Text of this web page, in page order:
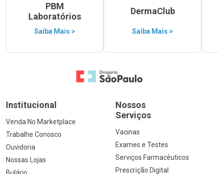
PBM
Laboratórios
Saiba Mais >
DermaClub
Saiba Mais >
Ir para a Home
Institucional
Venda No Marketplace
Trabalhe Conosco
Ouvidoria
Nossas Lojas
Nossos
Serviços
Vacinas
Exames e Testes
Serviços Farmacêuticos
Prescrição Digital